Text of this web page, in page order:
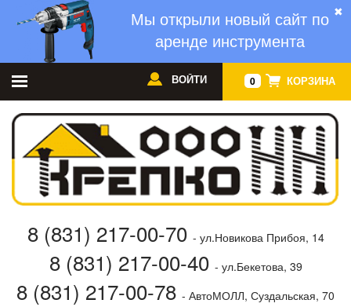
✖
Мы открыли новый сайт по
аренде инструмента
0 КОРЗИНА
ВОЙТИ
8 (831) 217-00-70 - ул.Новикова Прибоя, 14
8 (831) 217-00-40 - ул.Бекетова, 39
8 (831) 217-00-78 - АвтоМОЛЛ, Суздальская, 70